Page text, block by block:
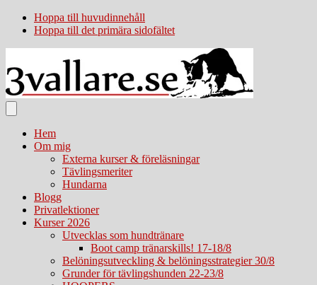
Hoppa till huvudinnehåll
Hoppa till det primära sidofältet
Hem
Om mig
Externa kurser & föreläsningar
Tävlingsmeriter
Hundarna
Blogg
Privatlektioner
Kurser 2026
Utvecklas som hundtränare
Boot camp tränarskills! 17-18/8
Belöningsutveckling & belöningsstrategier 30/8
Grunder för tävlingshunden 22-23/8